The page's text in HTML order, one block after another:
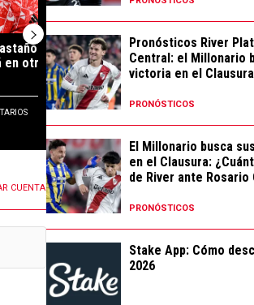
se va de River
en otro important...
Uno por uno, los
gastó River en
CUENTA
Pronósticos River
Central: el Millonario
victoria en el
PRONÓSTICOS
El Millonario busca
en el Clausura:
de River ante Rosario
PRONÓSTICOS
Stake App: Cómo
2026